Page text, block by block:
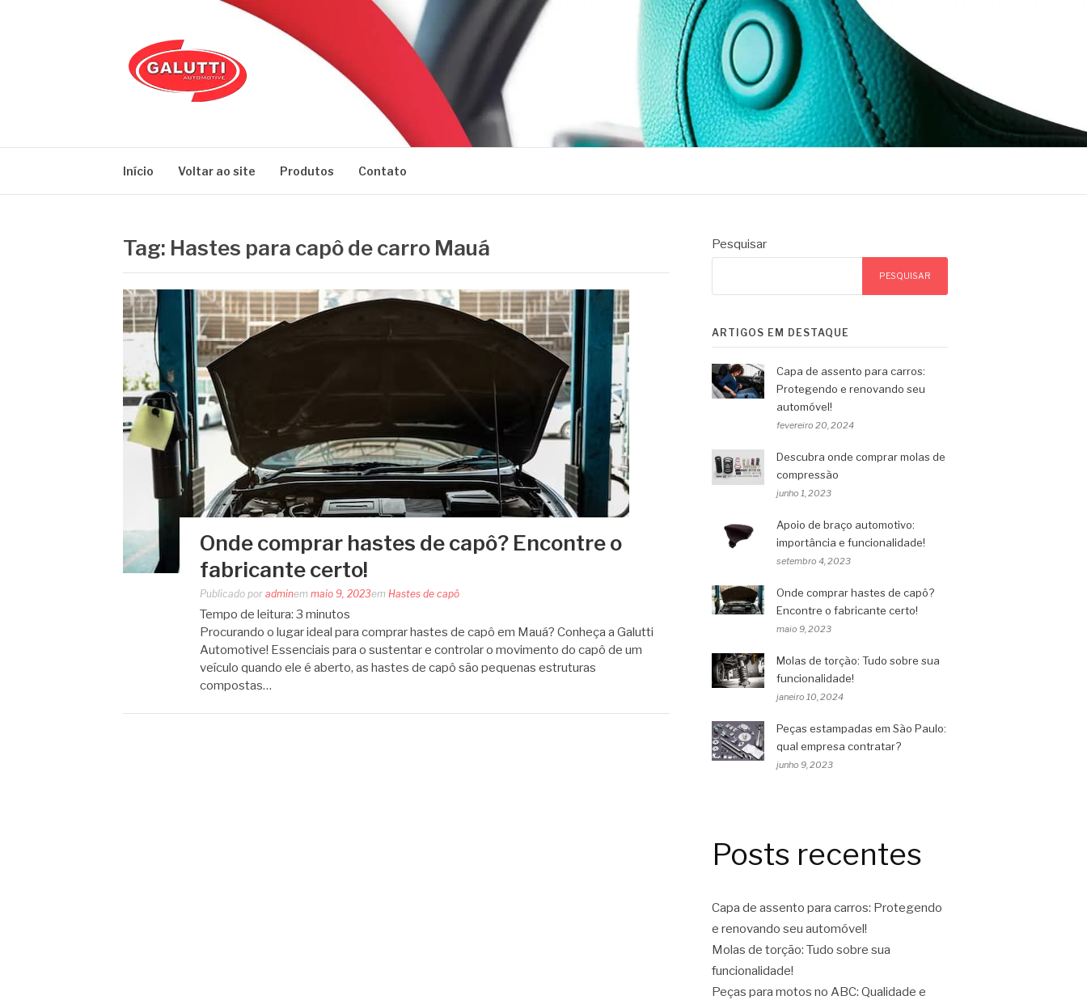
Início Voltar ao site Produtos Contato
Tag: Hastes para capô de carro Mauá
Onde comprar hastes de capô? Encontre o
fabricante certo!
Publicado por adminem maio 9, 2023em Hastes de capô
Tempo de leitura: 3 minutos
Procurando o lugar ideal para comprar hastes de capô em Mauá? Conheça a Galutti
Automotive! Essenciais para o sustentar e controlar o movimento do capô de um
veículo quando ele é aberto, as hastes de capô são pequenas estruturas
compostas…
Pesquisar
PESQUISAR
ARTIGOS EM DESTAQUE
Capa de assento para carros:
Protegendo e renovando seu
automóvel!
fevereiro 20, 2024
Descubra onde comprar molas de
compressão
junho 1, 2023
Apoio de braço automotivo:
importância e funcionalidade!
setembro 4, 2023
Onde comprar hastes de capô?
Encontre o fabricante certo!
maio 9, 2023
Molas de torção: Tudo sobre sua
funcionalidade!
janeiro 10, 2024
Peças estampadas em São Paulo:
qual empresa contratar?
junho 9, 2023
Posts recentes
Capa de assento para carros: Protegendo
e renovando seu automóvel!
Molas de torção: Tudo sobre sua
funcionalidade!
Peças para motos no ABC: Qualidade e